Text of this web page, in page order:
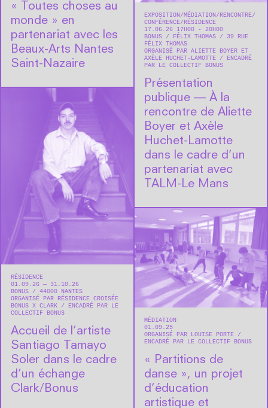
« Toutes choses au
monde » en
partenariat avec les
Beaux-Arts Nantes
Saint-Nazaire
EXPOSITION MÉDIATION
RENCONTRE/
CONFÉRENCE
RÉSIDENCE
17.06.26 17H00 - 20H00
BONUS
FÉLIX THOMAS
39 RUE
FÉLIX THOMAS
ORGANISÉ PAR ALIETTE BOYER ET
AXÈLE HUCHET-LAMOTTE
ENCADRÉ
PAR LE COLLECTIF BONUS
Présentation
publique — À la
rencontre de Aliette
Boyer et Axèle
Huchet-Lamotte
dans le cadre d’un
partenariat avec
TALM-Le Mans
RÉSIDENCE
01.09.26 — 31.10.26
BONUS
44000 NANTES
ORGANISÉ PAR RÉSIDENCE CROISÉE
BONUS X CLARK
ENCADRÉ PAR LE
COLLECTIF BONUS
Accueil de l’artiste
Santiago Tamayo
Soler dans le cadre
d’un échange
Clark/Bonus
MÉDIATION
01.09.25
ORGANISÉ PAR LOUISE PORTE
ENCADRÉ PAR LE COLLECTIF BONUS
« Partitions de
danse », un projet
d’éducation
artistique et